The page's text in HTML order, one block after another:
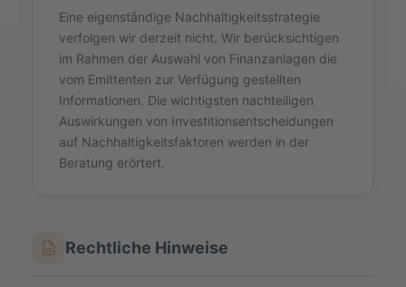
Eine eigenständige Nachhaltigkeitsstrategie
verfolgen wir derzeit nicht. Wir berücksichtigen
im Rahmen der Auswahl von Finanzanlagen die
vom Emittenten zur Verfügung gestellten
Informationen. Die wichtigsten nachteiligen
Auswirkungen von Investitionsentscheidungen
auf Nachhaltigkeitsfaktoren werden in der
Beratung erörtert.
Rechtliche Hinweise